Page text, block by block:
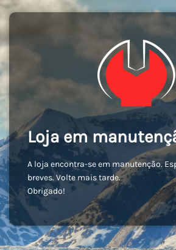
Loja em
A loja encontra-se em manutenção.
breves. Volte mais tarde.
Obrigado!